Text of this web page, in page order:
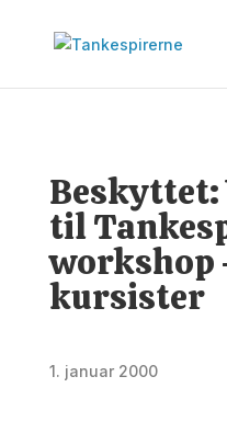
Beskyttet:
til
workshop
kursister
1. januar 2000